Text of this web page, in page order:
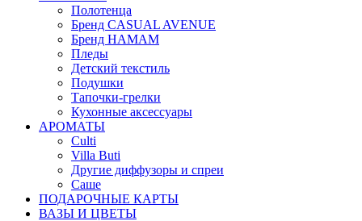
Полотенца
Бренд CASUAL AVENUE
Бренд HAMAM
Пледы
Детский текстиль
Подушки
Тапочки-грелки
Кухонные аксессуары
АРОМАТЫ
Culti
Villa Buti
Другие диффузоры и спреи
Саше
ПОДАРОЧНЫЕ КАРТЫ
ВАЗЫ И ЦВЕТЫ